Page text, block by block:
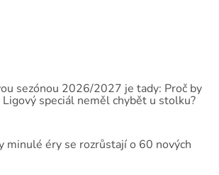
sezónou 2026/2027 je tady: Proč by
speciál neměl chybět u stolku?
minulé éry se rozrůstají o 60 nových